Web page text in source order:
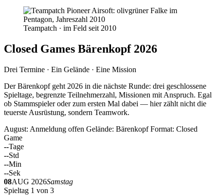
Teampatch · im Feld seit 2010
Closed Games Bärenkopf 2026
Drei Termine · Ein Gelände · Eine Mission
Der Bärenkopf geht 2026 in die nächste Runde: drei geschlossene
Spieltage, begrenzte Teilnehmerzahl, Missionen mit Anspruch. Egal
ob Stammspieler oder zum ersten Mal dabei — hier zählt nicht die
teuerste Ausrüstung, sondern Teamwork.
August: Anmeldung offen Gelände: Bärenkopf Format: Closed
Game
--Tage
--Std
--Min
--Sek
08AUG 2026Samstag
Spieltag 1 von 3